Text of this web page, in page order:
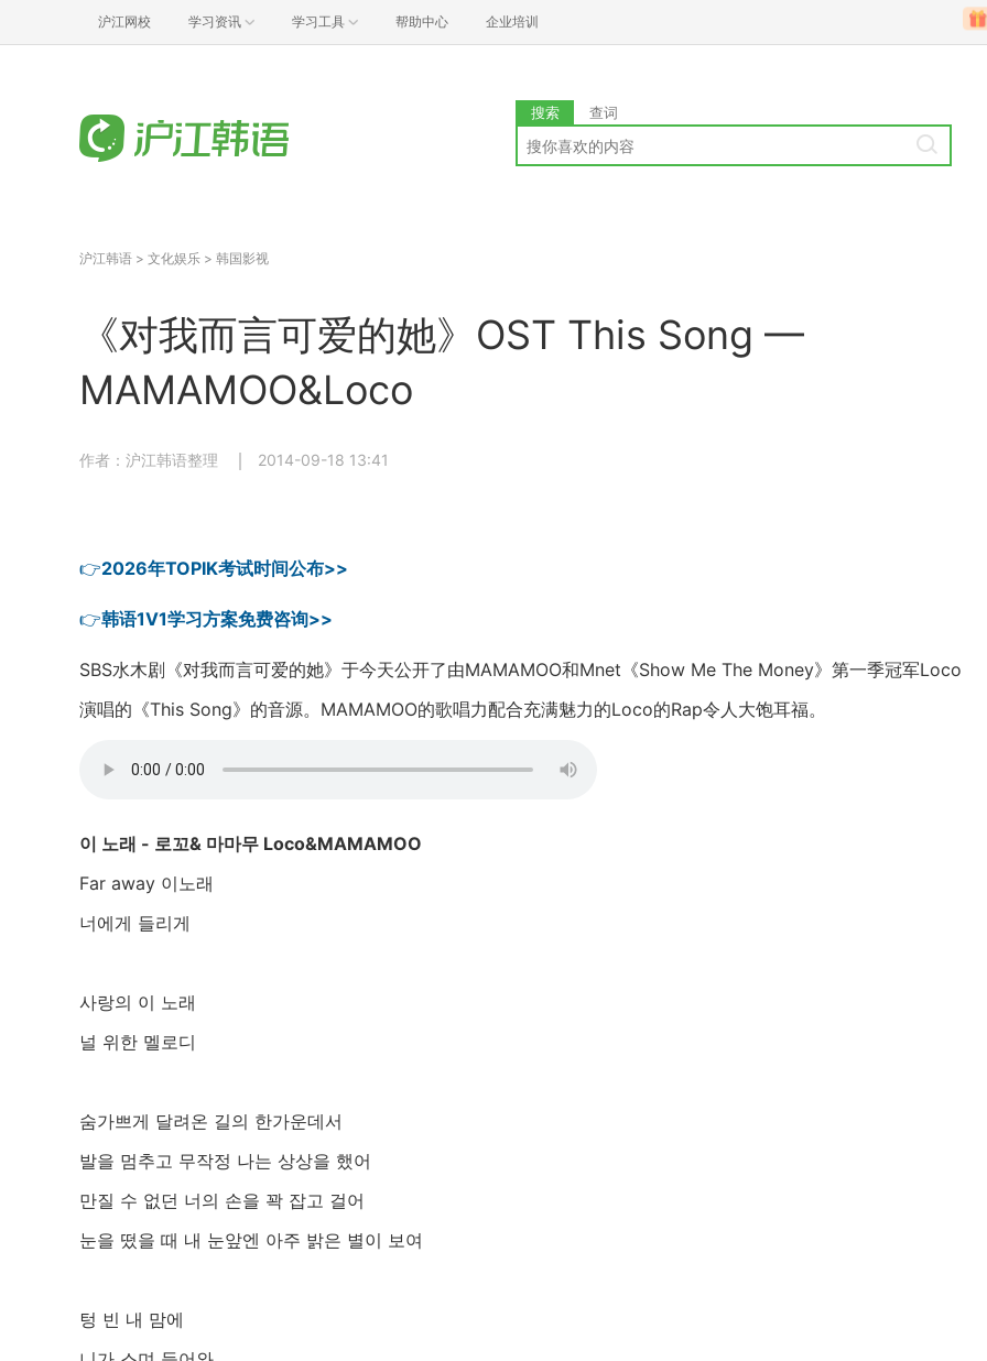
沪江网校 学习资讯 学习工具 帮助中心 企业培训
搜索 查词
沪江韩语 > 文化娱乐 > 韩国影视
《对我而言可爱的她》OST This Song —
MAMAMOO&Loco
作者：沪江韩语整理 2014-09-18 13:41
👉2026年TOPIK考试时间公布>>
👉韩语1V1学习方案免费咨询>>
SBS水木剧《对我而言可爱的她》于今天公开了由MAMAMOO和Mnet《Show Me The Money》第一季冠军Loco
演唱的《This Song》的音源。MAMAMOO的歌唱力配合充满魅力的Loco的Rap令人大饱耳福。
이 노래 - 로꼬& 마마무 Loco&MAMAMOO
Far away 이노래
너에게 들리게
사랑의 이 노래
널 위한 멜로디
숨가쁘게 달려온 길의 한가운데서
발을 멈추고 무작정 나는 상상을 했어
만질 수 없던 너의 손을 꽉 잡고 걸어
눈을 떴을 때 내 눈앞엔 아주 밝은 별이 보여
텅 빈 내 맘에